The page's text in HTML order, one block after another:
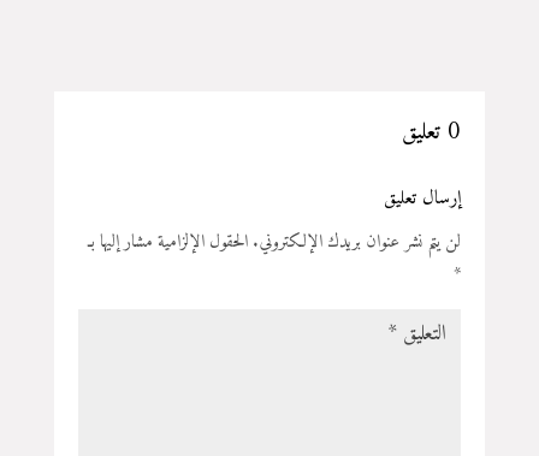
0 تعليق
إرسال تعليق
لن يتم نشر عنوان بريدك الإلكتروني.الحقول الإلزامية مشار إليها بـ
*